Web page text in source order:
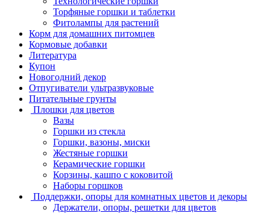
Торфяные горшки и таблетки
Фитолампы для растений
Корм для домашних питомцев
Кормовые добавки
Литература
Купон
Новогодний декор
Отпугиватели ультразвуковые
Питательные грунты
Плошки для цветов
Вазы
Горшки из стекла
Горшки, вазоны, миски
Жестяные горшки
Керамические горшки
Корзины, кашпо с коковитой
Наборы горшков
Поддержки, опоры для комнатных цветов и декоры
Держатели, опоры, решетки для цветов